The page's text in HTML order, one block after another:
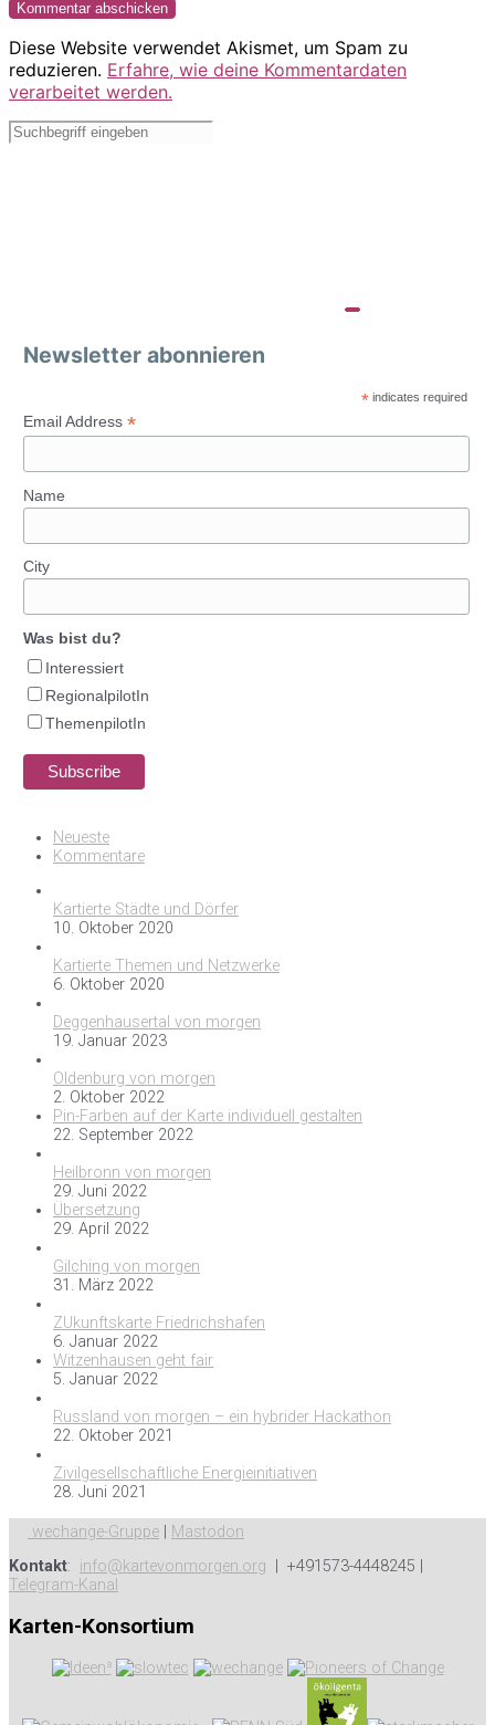
Diese Website verwendet Akismet, um Spam zu
reduzieren. Erfahre, wie deine Kommentardaten
verarbeitet werden.
Newsletter abonnieren
* indicates required
Email Address *
Name
City
Was bist du?
Interessiert
RegionalpilotIn
ThemenpilotIn
Neueste
Kommentare
Kartierte Städte und Dörfer
10. Oktober 2020
Kartierte Themen und Netzwerke
6. Oktober 2020
Deggenhausertal von morgen
19. Januar 2023
Oldenburg von morgen
2. Oktober 2022
Pin-Farben auf der Karte individuell gestalten
22. September 2022
Heilbronn von morgen
29. Juni 2022
Übersetzung
29. April 2022
Gilching von morgen
31. März 2022
ZUkunftskarte Friedrichshafen
6. Januar 2022
Witzenhausen geht fair
5. Januar 2022
Russland von morgen – ein hybrider Hackathon
22. Oktober 2021
Zivilgesellschaftliche Energieinitiativen
28. Juni 2021
wechange-Gruppe
Mastodon
Kontakt: info@kartevonmorgen.org | +491573-4448245 |
Telegram-Kanal
Karten-Konsortium